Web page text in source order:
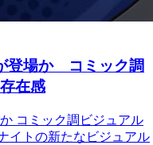
登場か コミック調
在感
コミック調ビジュアル
イトの新たなビジュアル